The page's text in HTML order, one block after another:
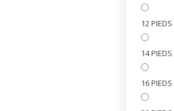
12 PIEDS
14 PIEDS
16 PIEDS